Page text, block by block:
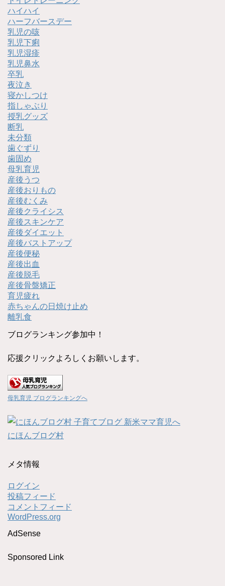
ハイハイ
ハーフバースデー
乳児の咳
乳児下痢
乳児湿疹
乳児鼻水
卒乳
夜泣き
寝かしつけ
指しゃぶり
授乳グッズ
断乳
未分類
歯ぐずり
歯固め
母乳育児
産後うつ
産後おりもの
産後むくみ
産後クライシス
産後スキンケア
産後ダイエット
産後バストアップ
産後便秘
産後出血
産後脱毛
産後骨盤矯正
育児疲れ
赤ちゃんの日焼け止め
離乳食
ブログランキング参加中！
応援クリックよろしくお願いします。
母乳育児 ブログランキングへ
にほんブログ村
メタ情報
ログイン
投稿フィード
コメントフィード
WordPress.org
AdSense
Sponsored Link